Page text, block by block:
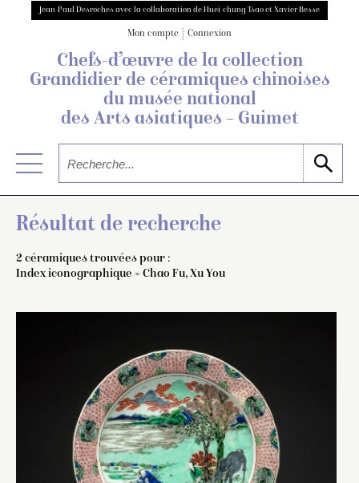
Jean-Paul Desroches avec la collaboration de Huei-chung Tsao et Xavier Besse
Mon compte Connexion
Chefs-d’œuvre de la collection
Grandidierde céramiques chinoises
du musée national
des Arts asiatiques – Guimet
Résultat de recherche
2 céramiques trouvées pour :
Index iconographique = Chao Fu, Xu You